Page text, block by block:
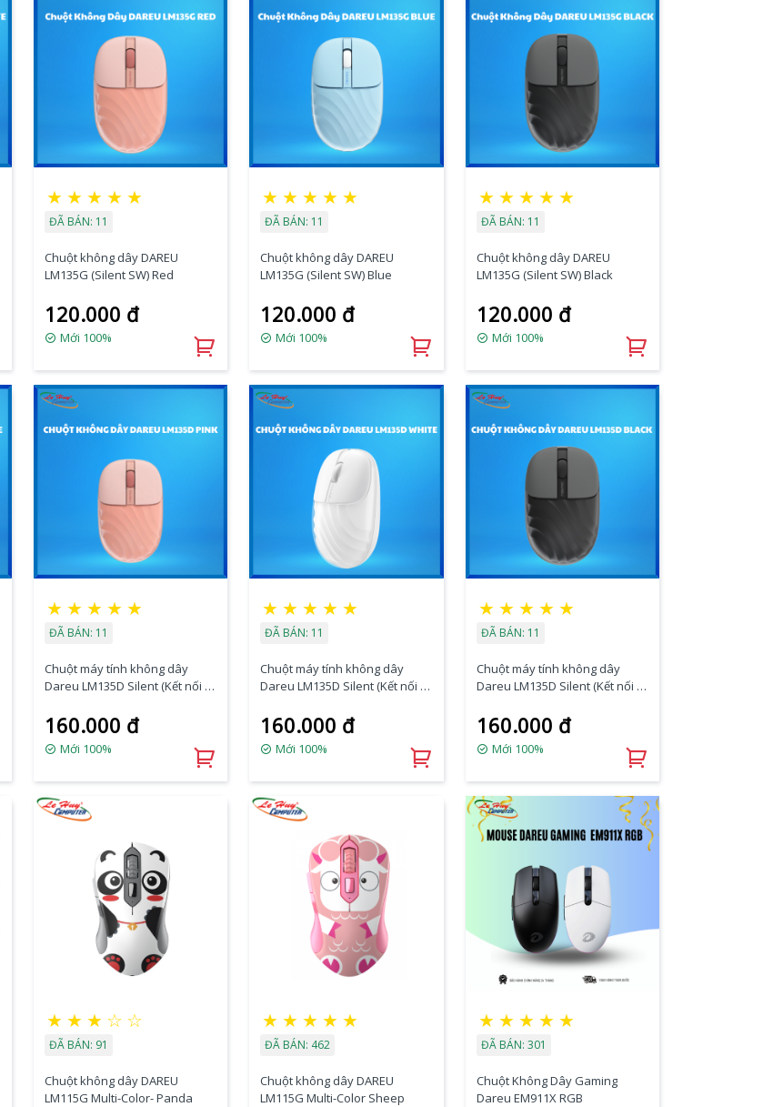
★ ★ ★ ★ ★
ĐÃ BÁN: 11
Chuột không dây DAREU
LM135G (Silent SW) Red
120.000 đ
Mới 100%
★ ★ ★ ★ ★
ĐÃ BÁN: 11
Chuột không dây DAREU
LM135G (Silent SW) Blue
120.000 đ
Mới 100%
★ ★ ★ ★ ★
ĐÃ BÁN: 11
Chuột không dây DAREU
LM135G (Silent SW) Black
120.000 đ
Mới 100%
★ ★ ★ ★ ★
ĐÃ BÁN: 11
Chuột máy tính không dây
Dareu LM135D Silent (Kết nối –
160.000 đ
Mới 100%
★ ★ ★ ★ ★
ĐÃ BÁN: 11
Chuột máy tính không dây
Dareu LM135D Silent (Kết nối –
Trắng
160.000 đ
Mới 100%
★ ★ ★ ★ ★
ĐÃ BÁN: 11
Chuột máy tính không dây
Dareu LM135D Silent (Kết nối –
160.000 đ
Mới 100%
★ ★ ★ ☆ ☆
ĐÃ BÁN: 91
Chuột không dây DAREU
LM115G Multi-Color- Panda
★ ★ ★ ★ ★
ĐÃ BÁN: 462
Chuột không dây DAREU
LM115G Multi-Color Sheep
★ ★ ★ ★ ★
ĐÃ BÁN: 301
Chuột Không Dây Gaming
Dareu EM911X RGB